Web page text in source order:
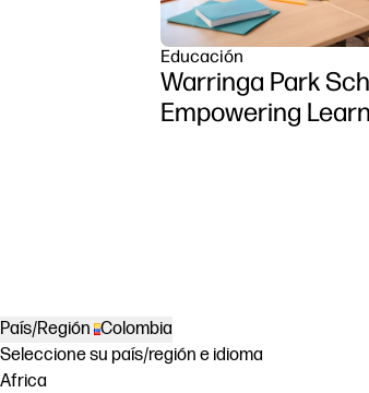
Educación
Warringa Park
Empowering
País/Región Colombia
Seleccione su país/región e idioma
Africa